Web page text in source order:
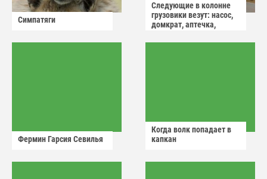
Симпатяги
Следующие в колонне
грузовики везут: насос,
домкрат, аптечка,
Фермин Гарсия Севилья
Когда волк попадает в
капкан